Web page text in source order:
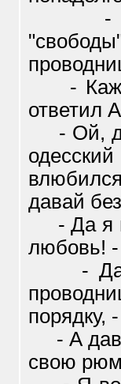
- Что
-
ответил
- Ой, да
давай
- Да я и
любовь!
- Да с
порядку,
- А
свою